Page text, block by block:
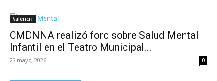
Valencia
CMDNNA realizó foro sobre Salud Mental
Infantil en el Teatro Municipal...
27 mayo, 2026 0